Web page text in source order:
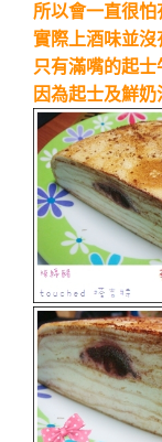
所以會一直很怕
實際上酒味並沒
只有滿嘴的起
因為起士及鮮奶